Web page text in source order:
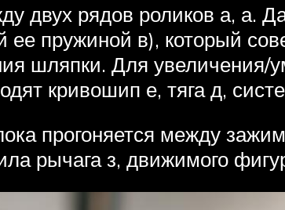
двух рядов роликов а, а.
пружиной в), который
шляпки. Для
кривошип е, тяга д,
прогоняется между
рычага з, движимого